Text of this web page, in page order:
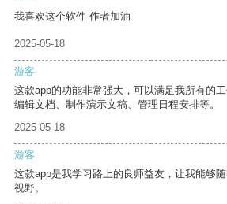
我喜欢这个软件 作者加油
2025-05-18
游客
这款app的功能非常强大，可以满足我所有的
编辑文档、制作演示文稿、管理日程安排等。
2025-05-18
游客
这款app是我学习路上的良师益友，让我能够
视野。